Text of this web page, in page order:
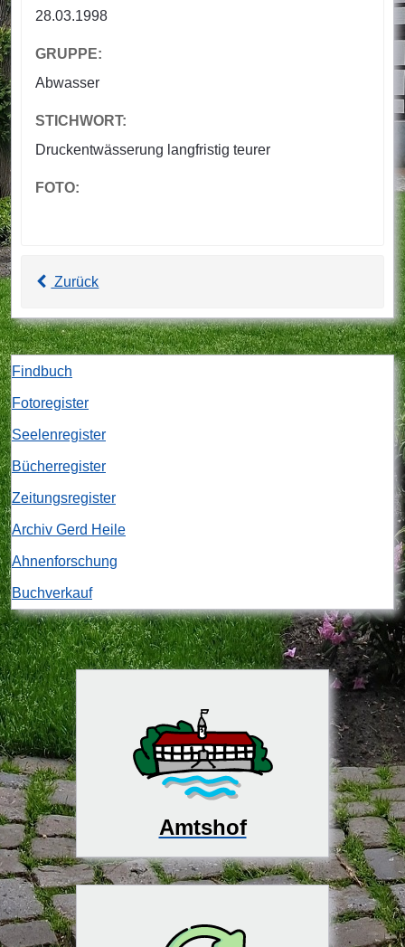
28.03.1998
GRUPPE:
Abwasser
STICHWORT:
Druckentwässerung langfristig teurer
FOTO:
Zurück
Findbuch
Fotoregister
Seelenregister
Bücherregister
Zeitungsregister
Archiv Gerd Heile
Ahnenforschung
Buchverkauf
Amtshof